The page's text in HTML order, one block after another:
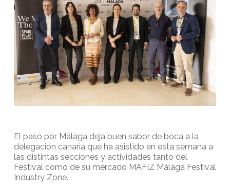
El paso por Málaga deja buen sabor de boca a la
delegación canaria que ha asistido en esta semana a
las distintas secciones y actividades tanto del
Festival como de su mercado MAFIZ Málaga Festival
Industry Zone.